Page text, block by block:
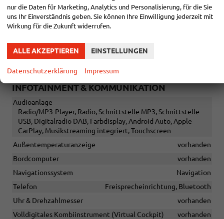
Sitze
Isofix (Kindersitzbefestigung), Rücksitzbank hinten geteilt,
Sitzheizung, Isofix Beifahrersitz
Sitze: Verstellbarkeit
Höhenverstellbarer Fahrer- und Beifahrersitz
INFOTAINMENT & KOMMUNIKATION
Audioanlage
Radio/MP3-Player, Radio, Schnittstelle MP3, Schnittstelle
USB, Digitalradio DAB, Farbdisplay, Android Auto, Apple
CarPlay, Musikstreaming integriert, Touchscreen
Außentemperaturanzeige
vorhanden
Bordcomputer
vorhanden
Navigationssystem
Navigation
Telefon
Freisprecheinrichtung, Bluetooth
Uhr & Drehzahlmesser
vorhanden
Volldigitales Kombiinstrument (Virtual Cockpit)
vorhanden
nur die Daten für Marketing, Analytics und Personalisierung, für die Sie
uns Ihr Einverständnis geben. Sie können Ihre Einwilligung jederzeit mit
Wirkung für die Zukunft widerrufen.
ALLE AKZEPTIEREN EINSTELLUNGEN
Datenschutzerklärung Impressum